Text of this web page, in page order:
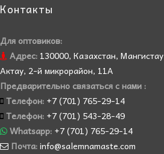
Контакты
Для оптовиков:
Адрес: 130000, Казахстан, Мангистау
Актау, 2-й микрорайон, 11А
Предварительно связаться с нами :
Телефон: +7 (701) 765-29-14
Телефон: +7 (701) 543-28-49
Whatsapp: +7 (701) 765-29-14
Почта:info@salemnamaste.com